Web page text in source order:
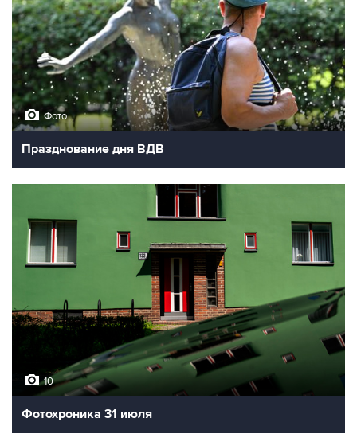
Фото
Празднование дня ВДВ
10
Фотохроника 31 июля